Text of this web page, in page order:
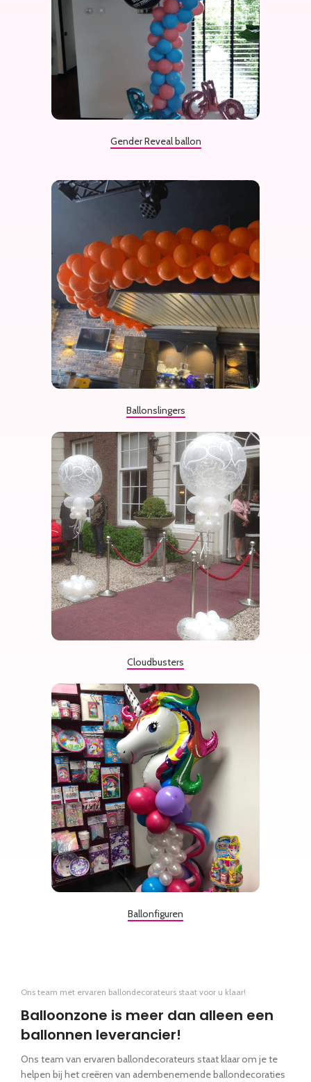
Gender Reveal ballon
Ballonslingers
Cloudbusters
Ballonfiguren
Ons team met ervaren ballondecorateurs staat voor u klaar!
Balloonzone is meer dan alleen een
ballonnen leverancier!
Ons team van ervaren ballondecorateurs staat klaar om je te
helpen bij het creëren van adembenemende ballondecoraties